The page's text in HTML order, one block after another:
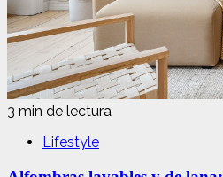
3 min de lectura
Lifestyle